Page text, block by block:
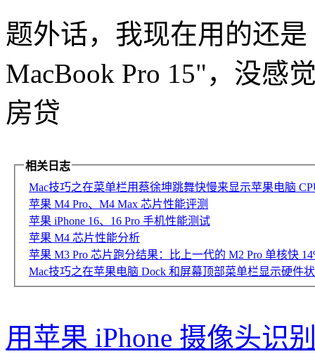
题外话，我现在用的还是
MacBook Pro 15"，没感
房贷
相关日志
Mac技巧之在菜单栏用蔡徐坤跳舞快慢来显示苹果电脑
苹果 M4 Pro、M4 Max 芯片性能评测
苹果 iPhone 16、16 Pro 手机性能测试
苹果 M4 芯片性能分析
苹果 M3 Pro 芯片跑分结果：比上一代的 M2 Pro 单核快
Mac技巧之在苹果电脑 Dock 和屏幕顶部菜单栏显示硬件
用苹果 iPhone 摄像头识